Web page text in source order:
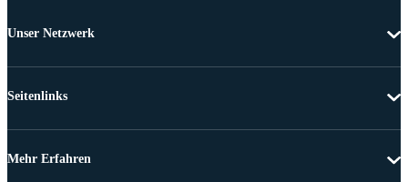
Unser Netzwerk
Seitenlinks
Mehr Erfahren